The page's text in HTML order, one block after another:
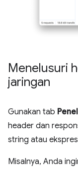
Menelusuri
jaringan
Gunakan tab
header dan
string atau
Misalnya, Anda